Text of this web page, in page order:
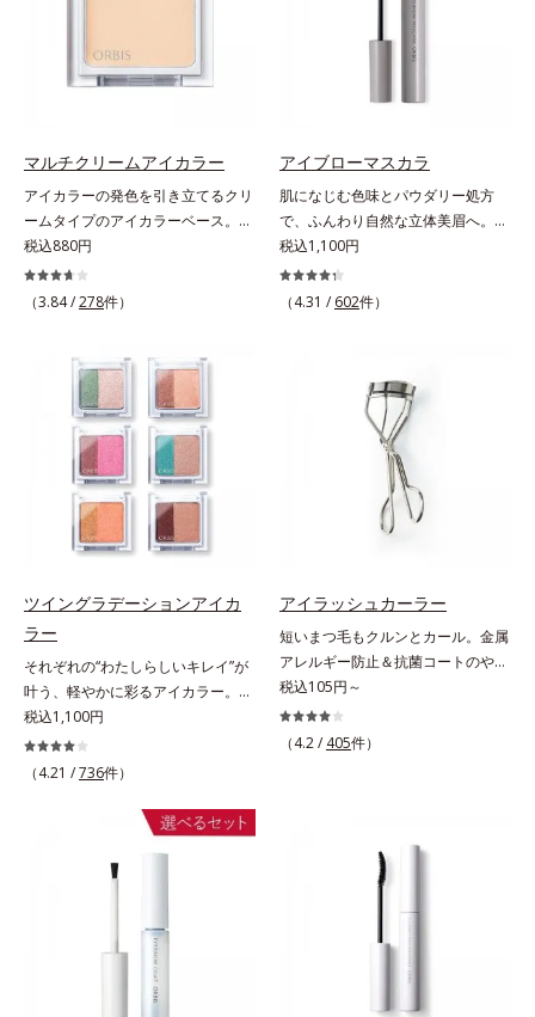
イヤーで、幾通りもの旬なアイメイ
クをお楽しみください。
黒髪の人におすすめ。スタイリッシ
ュブラウン：柔らかい印象に導くス
った髪色の人におすすめ。【ご使用
のスクリューブラシで毛流れを整え
た後、中央から眉山に向かって眉毛
の隙間を埋めるように描きます。②
眉山から眉尻へ描き、眉頭を整えま
す。③最後に、スクリューブラシで
全体を軽くぼかします。■ヒゲやも
みあげに使用する場合①付属のスク
書き足すように足りない部分や整え
たい部分を描きます。②最後に毛流
れに沿ってスクリューブラシで軽く
マルチクリームアイカラー
アイカラーの発色を引き立てるクリ
ームタイプのアイカラーベース。ア
イカラーの発色とツヤめきを最大限
に引き立てる、クリームタイプのア
イカラーベースです。アイカラーの
アイカラーの発色を高め、化粧のり
をUPさせます。さらに肌にしっか
り密着して、アイカラーのもちも高
めます。単品使いももちろんOK！
繊細なパールが角度によって瞬き、
目元を立体的に見せてくれます。
税込880円
（3.84 /278件）
アイブローマスカラ
肌になじむ色味とパウダリー処方
で、ふんわり自然な立体美眉へ。使
いやすさと仕上がりの美しさを追求
した眉マスカラです。日本人の肌に
自然になじむ、色調と彩度にこだわ
税込1,100円
（4.31 / 602件）
ツイングラデーションアイカ
ラー
それぞれの“わたしらしいキレイ”が
叶う、軽やかに彩るアイカラー。そ
れぞれの“わたしに似合う！”を叶え
る、絶妙な2色セットのデイリーア
イカラーです。自由に使い回せる濃
フに重ねるだけで美しいグラデーシ
ョンが作れて、瞳の印象を確実に
UP。重ね方次第で印象の異なる仕
色を考えたこだわりの色設計だか
ら、冒険カラーも肌にすんなりなじ
み、立体的で華やかな目元に仕上が
税込1,100円
（4.21 /736件）
アイラッシュカーラー
短いまつ毛もクルンとカール。金属
アレルギー防止＆抗菌コートのやさ
しさ設計。短いまつげもクルンとカ
ール。まぶたの丸み、目の幅を徹底
研究したオリジナルフレーム。くる
うに配慮しました。
税込105円～
（4.2 / 405件）